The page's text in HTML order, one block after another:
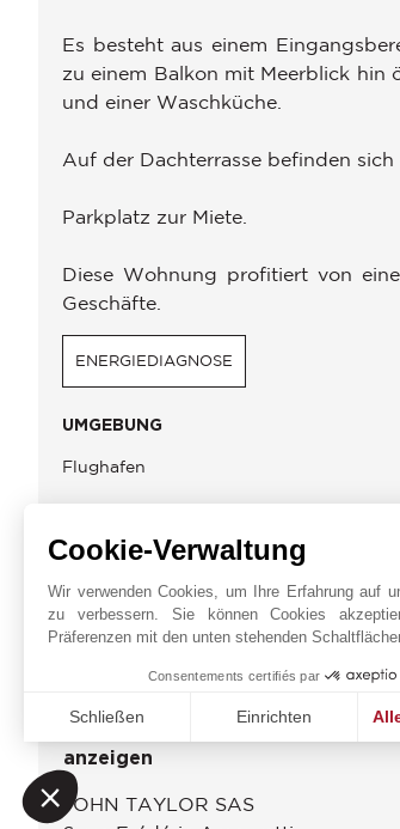
Es besteht aus einem
zu einem Balkon mit Meerblick hin
und einer Waschküche.
Auf der Dachterrasse befinden
Parkplatz zur Miete.
Diese Wohnung profitiert von
Geschäfte.
ENERGIEDIAGNOSE
UMGEBUNG
Flughafen
JOHN TAYLOR
Online-Anfrage
+33 4 97 06 65 65
Auf der Karte
anzeigen
JOHN TAYLOR SAS
Cookie-Verwaltung
Wir verwenden Cookies, um Ihre Erfahrung auf
zu verbessern. Sie können Cookies
Präferenzen mit den unten stehenden
Consentements certifiés par
Schließen Einrichten
Axeptio consent
Einwilligungsmanagementplattform:
Unsere Plattform ermöglicht es Ihnen, Ihre